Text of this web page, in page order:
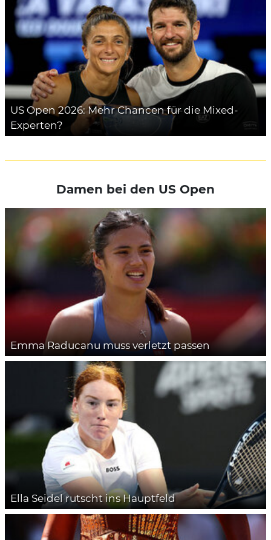
US Open 2026: Mehr Chancen für die Mixed-
Experten?
Damen bei den US Open
Emma Raducanu muss verletzt passen
Ella Seidel rutscht ins Hauptfeld